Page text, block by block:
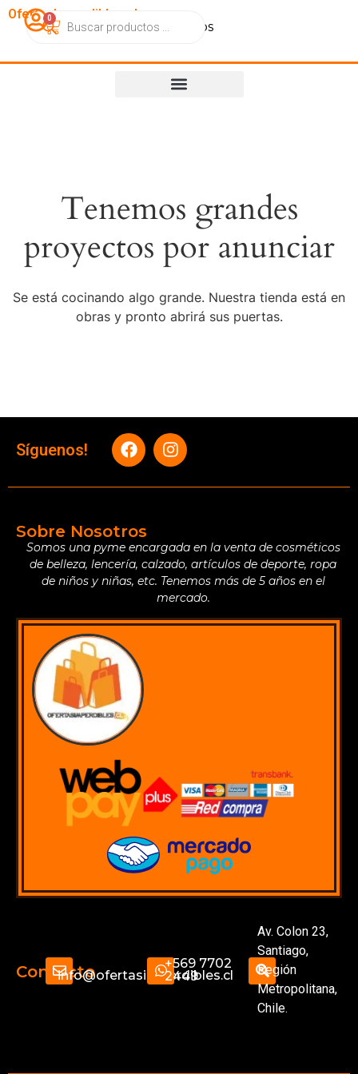
OfertasImperdibles.cl
CatálogoContactoNosotros
0
Tenemos grandes
proyectos por anunciar
Se está cocinando algo grande. Nuestra tienda está en
obras y pronto abrirá sus puertas.
Síguenos!
Sobre Nosotros
Somos una pyme encargada en la venta de cosméticos
de belleza, lencería, calzado, artículos de deporte, ropa
de niños y niñas, etc. Tenemos más de 5 años en el
mercado.
Contactoinfo@ofertasimperdibles.cl
+569 7702
2449
Av. Colon 23,
Santiago,
Región
Metropolitana,
Chile.